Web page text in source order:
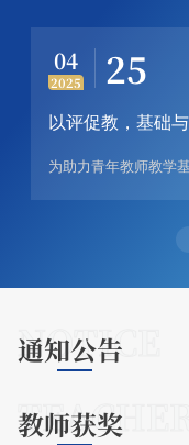
04
2025 25
NOTICE
通知公告
教师获奖